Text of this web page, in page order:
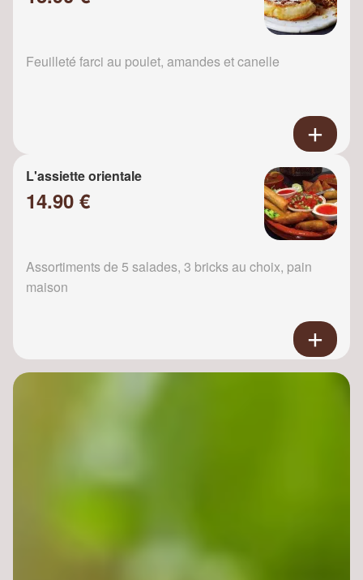
Feuilleté farci au poulet, amandes et canelle
L'assiette orientale
14.90 €
Assortiments de 5 salades, 3 bricks au choix, pain
maison